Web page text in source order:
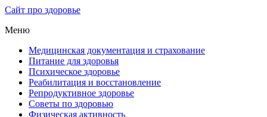
Сайт про здоровье
Меню
Медицинская документация и страхование
Питание для здоровья
Психическое здоровье
Реабилитация и восстановление
Репродуктивное здоровье
Советы по здоровью
Физическая активность